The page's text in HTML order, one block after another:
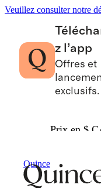
Veuillez consulter notre
z l’app
Offres et
exclusifs.
Prix en $
Quince